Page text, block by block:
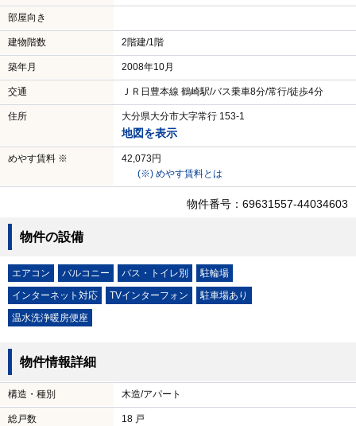
部屋向き
建物階数 2階建/1階
築年月 2008年10月
交通 ＪＲ日豊本線 鶴崎駅/バス乗車8分/常行/徒歩4分
住所 大分県大分市大字常行 153-1
地図を表示
めやす賃料 ※
42,073円
(※) めやす賃料とは
物件番号：69631557-44034603
物件の設備
エアコン バルコニー バス・トイレ別
駐輪場
インターネット対応
TVインターフォン
駐車場あり
温水洗浄暖房便座
物件情報詳細
構造・種別 木造/アパート
総戸数 18 戸